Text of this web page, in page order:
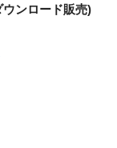
ンロード販売)